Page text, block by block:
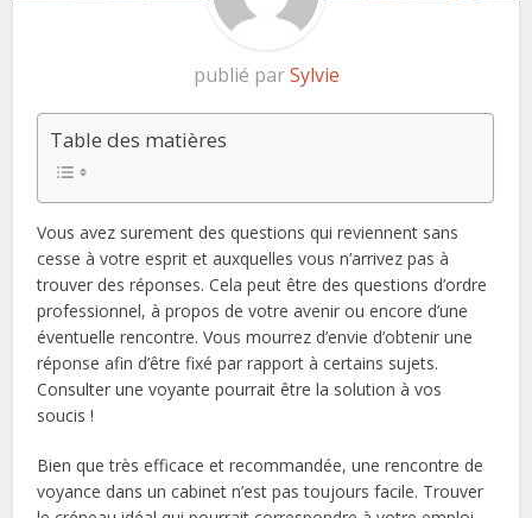
publié parSylvie
Table des matières
Vous avez surement des questions qui reviennent sans
cesse à votre esprit et auxquelles vous n’arrivez pas à
trouver des réponses. Cela peut être des questions d’ordre
professionnel, à propos de votre avenir ou encore d’une
éventuelle rencontre. Vous mourrez d’envie d’obtenir une
réponse afin d’être fixé par rapport à certains sujets.
Consulter une voyante pourrait être la solution à vos
soucis !
Bien que très efficace et recommandée, une rencontre de
voyance dans un cabinet n’est pas toujours facile. Trouver